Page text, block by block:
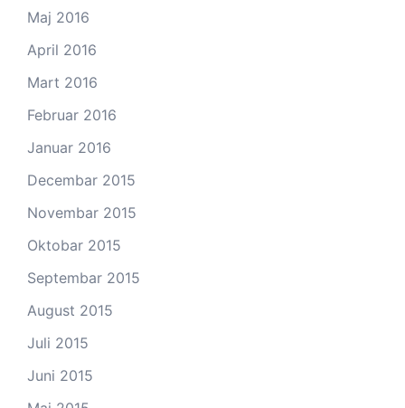
Maj 2016
April 2016
Mart 2016
Februar 2016
Januar 2016
Decembar 2015
Novembar 2015
Oktobar 2015
Septembar 2015
August 2015
Juli 2015
Juni 2015